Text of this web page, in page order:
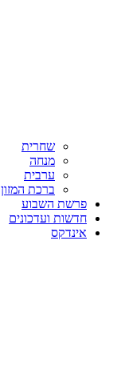
שחרית
מנחה
ערבית
ברכת המזון
פרשת השבוע
חדשות ועדכונים
אינדקס